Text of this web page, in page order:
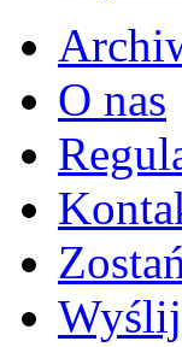
O nas